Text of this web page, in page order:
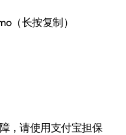
（长按复制）
，请使用支付宝担保